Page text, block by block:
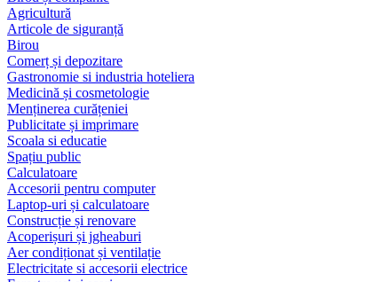
Agricultură
Articole de siguranță
Birou
Comerț și depozitare
Gastronomie si industria hoteliera
Medicină și cosmetologie
Menținerea curățeniei
Publicitate și imprimare
Scoala si educatie
Spațiu public
Calculatoare
Accesorii pentru computer
Laptop-uri și calculatoare
Construcție și renovare
Acoperișuri și jgheaburi
Aer condiționat și ventilație
Electricitate si accesorii electrice